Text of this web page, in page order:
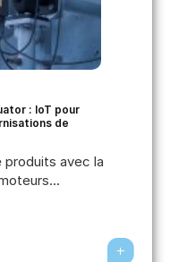
: IoT pour
de
produits avec la